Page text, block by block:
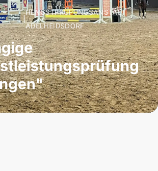
–
|
HENGSTPRÜFUNGSANSTALT
ADELHEIDSDORF